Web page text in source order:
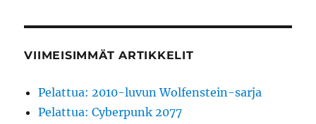
VIIMEISIMMÄT ARTIKKELIT
Pelattua: 2010-luvun Wolfenstein-sarja
Pelattua: Cyberpunk 2077